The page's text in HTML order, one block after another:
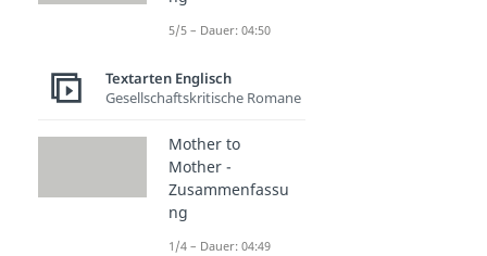
5/5 – Dauer: 04:50
Textarten Englisch
Gesellschaftskritische Romane
Mother to
Mother -
Zusammenfassu
ng
1/4 – Dauer: 04:49